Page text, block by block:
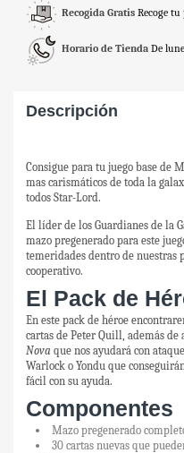
Recogida Gratis Recoge
Horario de Tienda De
Descripción
Consigue para tu juego base de
mas carismáticos de toda la
todos Star-Lord.
El líder de los Guardianes de la
mazo pregenerado para este
temeridades dentro de nuestras
cooperativo.
El Pack de
En este pack de héroe
cartas de Peter Quill, además de
Nova que nos ayudará con
Warlock o Yondu que
fácil con su ayuda.
Componentes
Mazo pregenerado
30 cartas nuevas que